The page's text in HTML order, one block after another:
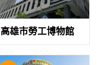
高雄市勞工博物館